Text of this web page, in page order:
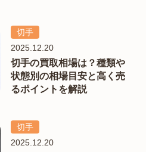
切手
2025.12.20
切手の買取相場は？種類や
状態別の相場目安と高く売
るポイントを解説
切手
2025.12.20